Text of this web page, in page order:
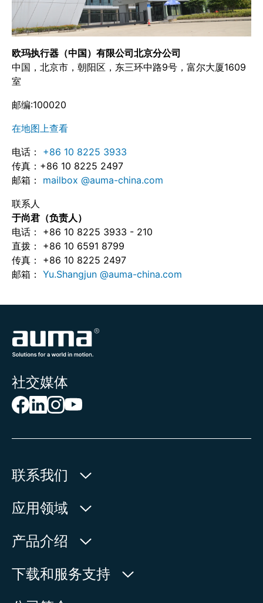
欧玛执行器（中国）有限公司北京分公司
中国，北京市，朝阳区，东三环中路9号，富尔大厦1609
室
邮编:100020
在地图上查看
电话：
+86 10 8225 3933
传真：+86 10 8225 2497
邮箱： mailbox @auma-china.com
联系人
于尚君（负责人）
电话： +86 10 8225 3933 - 210
直拨： +86 10 6591 8799
传真： +86 10 8225 2497
邮箱： Yu.Shangjun @auma-china.com
社交媒体
联系我们
欧玛执行器(中国)有限公司
人民北路171号
215499
应用领域
水利
电力
产品介绍
产品查询
下载和服务支持